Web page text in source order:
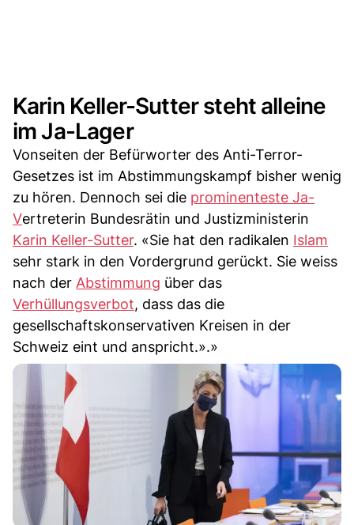
Karin Keller-Sutter steht alleine
im Ja-Lager
Vonseiten der Befürworter des Anti-Terror-
Gesetzes ist im Abstimmungskampf bisher wenig
zu hören. Dennoch sei die prominenteste Ja-
Vertreterin Bundesrätin und Justizministerin
Karin Keller-Sutter. «Sie hat den radikalen Islam
sehr stark in den Vordergrund gerückt. Sie weiss
nach der Abstimmung über das
Verhüllungsverbot, dass das die
gesellschaftskonservativen Kreisen in der
Schweiz eint und anspricht.».»